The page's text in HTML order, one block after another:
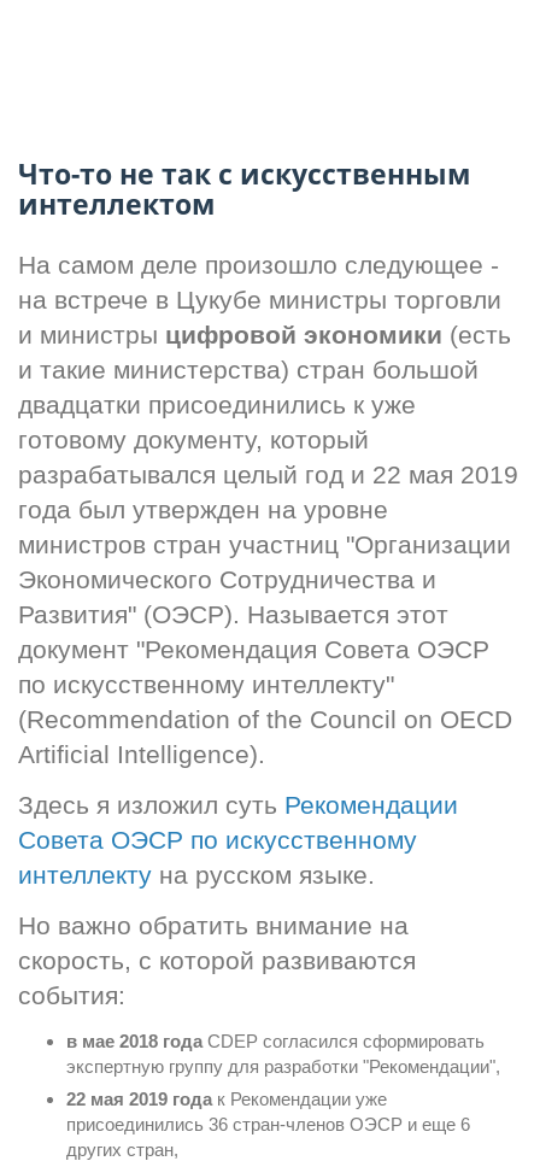
Что-то не так с искусственным
интеллектом
На самом деле произошло следующее -
на встрече в Цукубе министры торговли
и министры цифровой экономики (есть
и такие министерства) стран большой
двадцатки присоединились к уже
готовому документу, который
разрабатывался целый год и 22 мая 2019
года был утвержден на уровне
министров стран участниц "Организации
Экономического Сотрудничества и
Развития" (ОЭСР). Называется этот
документ "Рекомендация Совета ОЭСР
по искусственному интеллекту"
(Recommendation of the Council on OECD
Artificial Intelligence).
Здесь я изложил суть Рекомендации
Совета ОЭСР по искусственному
интеллекту на русском языке.
Но важно обратить внимание на
скорость, с которой развиваются
события:
в мае 2018 года CDEP согласился сформировать
экспертную группу для разработки "Рекомендации",
22 мая 2019 года к Рекомендации уже
присоединились 36 стран-членов ОЭСР и еще 6
других стран,